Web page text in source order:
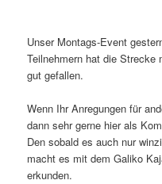
Unser Montags-Event
Teilnehmern hat die
gut gefallen.
Wenn Ihr Anregungen für
dann sehr gerne hier als
Den sobald es auch nur
macht es mit dem Galiko
erkunden.